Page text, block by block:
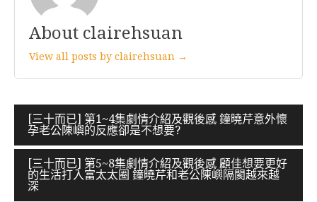
About clairehsuan
View all posts by clairehsuan →
文
章
導
覽
[三十而已] 第1~4集劇情介紹及觀後感 鐘曉芹意外懷
孕老公陳嶼的反應卻是不想要?
[三十而已] 第5~8集劇情介紹及觀後感 顧佳想要更好
的生活打入富太太圈 鐘曉芹和老公陳嶼隔閡越來越
深